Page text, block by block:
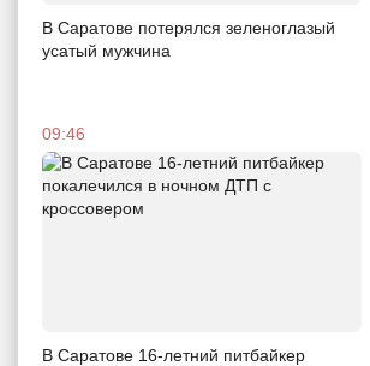
В Саратове потерялся зеленоглазый
усатый мужчина
09:46
В Саратове 16-летний питбайкер